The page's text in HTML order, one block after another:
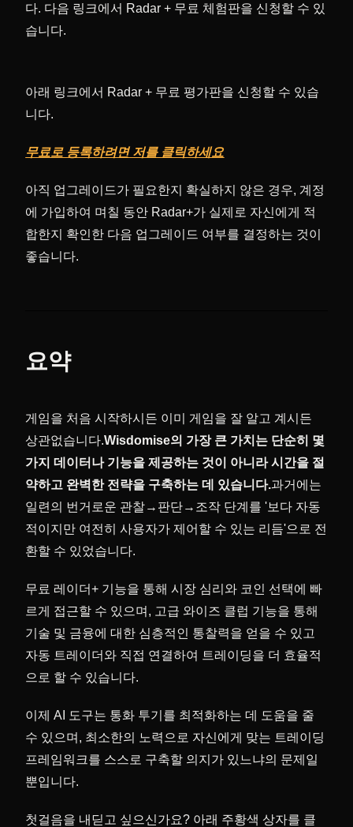
다. 다음 링크에서 Radar + 무료 체험판을 신청할 수 있
습니다.
아래 링크에서 Radar + 무료 평가판을 신청할 수 있습
니다.
무료로 등록하려면 저를 클릭하세요
아직 업그레이드가 필요한지 확실하지 않은 경우, 계정
에 가입하여 며칠 동안 Radar+가 실제로 자신에게 적
합한지 확인한 다음 업그레이드 여부를 결정하는 것이
좋습니다.
요약
게임을 처음 시작하시든 이미 게임을 잘 알고 계시든
상관없습니다.Wisdomise의 가장 큰 가치는 단순히 몇
가지 데이터나 기능을 제공하는 것이 아니라 시간을 절
약하고 완벽한 전략을 구축하는 데 있습니다.과거에는
일련의 번거로운 관찰→판단→조작 단계를 '보다 자동
적이지만 여전히 사용자가 제어할 수 있는 리듬'으로 전
환할 수 있었습니다.
무료 레이더+ 기능을 통해 시장 심리와 코인 선택에 빠
르게 접근할 수 있으며, 고급 와이즈 클럽 기능을 통해
기술 및 금융에 대한 심층적인 통찰력을 얻을 수 있고
자동 트레이더와 직접 연결하여 트레이딩을 더 효율적
으로 할 수 있습니다.
이제 AI 도구는 통화 투기를 최적화하는 데 도움을 줄
수 있으며, 최소한의 노력으로 자신에게 맞는 트레이딩
프레임워크를 스스로 구축할 의지가 있느냐의 문제일
뿐입니다.
첫걸음을 내딛고 싶으신가요? 아래 주황색 상자를 클